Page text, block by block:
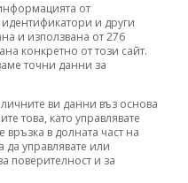
от
идентификатори и други
и използвана от 276
конкретно от този сайт.
точни данни за
ви данни въз основа
това, като управлявате
в долната част на
да управлявате или
поверителност и за